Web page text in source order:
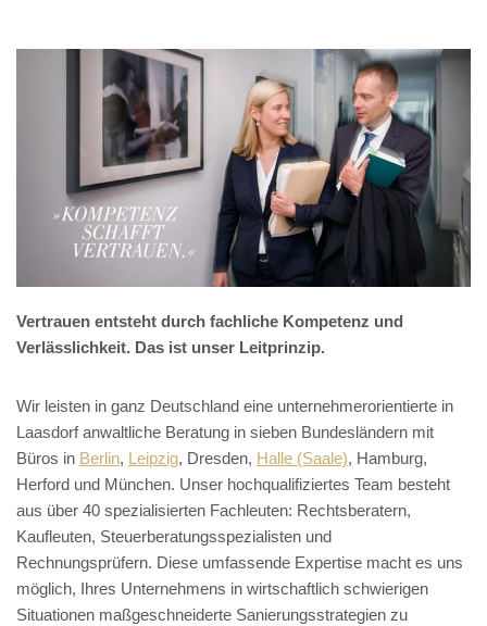
Vertrauen entsteht durch fachliche Kompetenz und
Verlässlichkeit. Das ist unser Leitprinzip.
Wir leisten in ganz Deutschland eine unternehmerorientierte in
Laasdorf anwaltliche Beratung in sieben Bundesländern mit
Büros in Berlin, Leipzig, Dresden, Halle (Saale), Hamburg,
Herford und München. Unser hochqualifiziertes Team besteht
aus über 40 spezialisierten Fachleuten: Rechtsberatern,
Kaufleuten, Steuerberatungsspezialisten und
Rechnungsprüfern. Diese umfassende Expertise macht es uns
möglich, Ihres Unternehmens in wirtschaftlich schwierigen
Situationen maßgeschneiderte Sanierungsstrategien zu